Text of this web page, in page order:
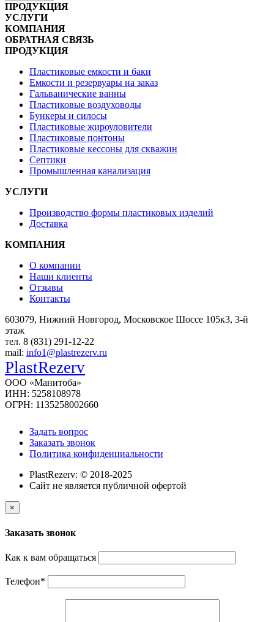
ПРОДУКЦИЯ
УСЛУГИ
КОМПАНИЯ
ОБРАТНАЯ СВЯЗЬ
ПРОДУКЦИЯ
Пластиковые емкости и баки
Емкости и резервуары на заказ
Гальванические ванны
Пластиковые воздуховоды
Бункеры и силосы
Пластиковые жироуловители
Пластиковые понтоны
Пластиковые кессоны для скважин
Септики
Промышленная канализация
УСЛУГИ
Производство формы пластиковых изделий
Доставка
КОМПАНИЯ
О компании
Наши клиенты
Отзывы
Контакты
603079, Нижний Новгород, Московское Шоссе 105к3, 3-й
этаж
тел. 8 (831) 291-12-22
mail: info1@plastrezerv.ru
PlastRezerv
ООО «Манитоба»
ИНН: 5258108978
ОГРН: 1135258002660
Задать вопрос
Заказать звонок
Политика конфиденциальности
PlastRezerv: © 2018-2025
Cайт не является публичной офертой
×
Заказать звонок
Как к вам обращаться
Телефон*